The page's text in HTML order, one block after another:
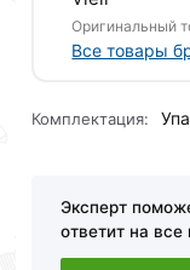
доставки или
онлайн заказа
Данний товар от
обязательно).
Оригинальный
Все товары
Комплектация:
Эксперт
ответит на